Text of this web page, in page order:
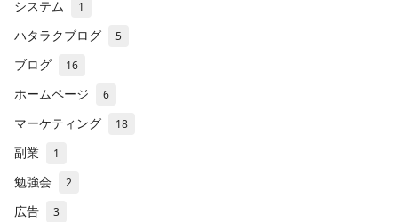
システム 1
ハタラクブログ 5
ブログ 16
ホームページ 6
マーケティング 18
副業 1
勉強会 2
広告 3